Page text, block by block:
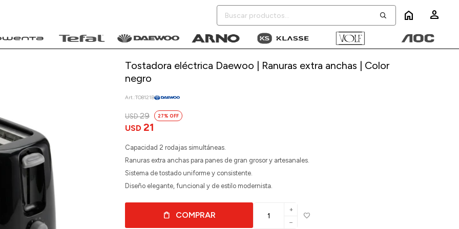
home
Tostadora eléctrica Daewoo | Ranuras extra anchas | Color
negro
TO8121B
USD 21
USD 29 27
Capacidad 2 rodajas simultáneas.
Ranuras extra anchas para panes de gran grosor y artesanales.
Sistema de tostado uniforme y consistente.
Diseño elegante, funcional y de estilo modernista.
COMPRAR
add
remove